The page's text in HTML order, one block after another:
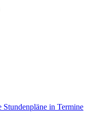
Stundenpläne in Termine